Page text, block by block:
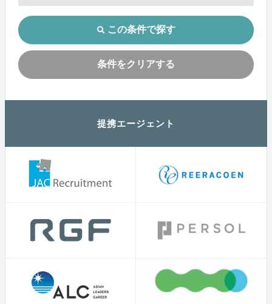
この条件で探す
条件をクリアする
提携エージェント